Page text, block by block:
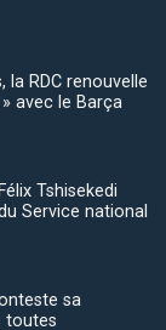
la RDC renouvelle
avec le Barça
Tshisekedi
Service national
sa
toutes